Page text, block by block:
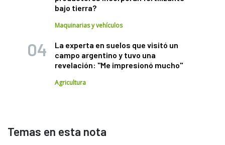
bajo tierra?
Maquinarias y vehículos
La experta en suelos que visitó un
campo argentino y tuvo una
revelación: "Me impresionó mucho"
Agricultura
Temas en esta nota